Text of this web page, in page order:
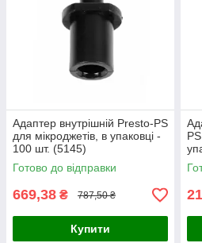
Адаптер внутрішній Presto-PS
для мікроджетів, в упаковці -
100 шт. (5145)
Готово до відправки
669,38 ₴ 787,50 ₴
Купити